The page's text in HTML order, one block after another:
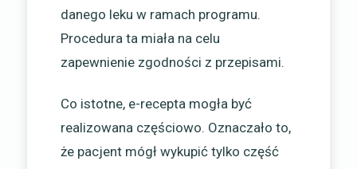
danego leku w ramach programu.
Procedura ta miała na celu
zapewnienie zgodności z przepisami.
Co istotne, e-recepta mogła być
realizowana częściowo. Oznaczało to,
że pacjent mógł wykupić tylko część